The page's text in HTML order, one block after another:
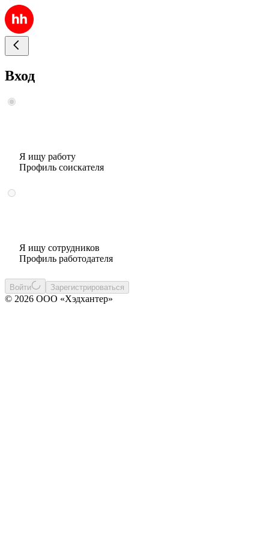
Вход
Я ищу работу
Профиль соискателя
Я ищу сотрудников
Профиль работодателя
Войти Зарегистрироваться
© 2026 ООО «Хэдхантер»